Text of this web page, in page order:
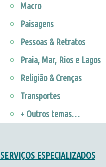
Macro
Paisagens
Pessoas & Retratos
Praia, Mar, Rios e Lagos
Religião & Crenças
Transportes
+ Outros temas…
SERVIÇOS ESPECIALIZADOS